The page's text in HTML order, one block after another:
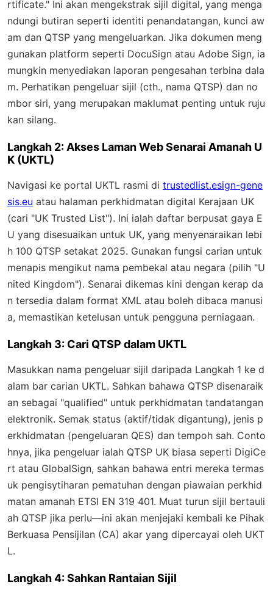
rtificate." Ini akan mengekstrak sijil digital, yang menga
ndungi butiran seperti identiti penandatangan, kunci aw
am dan QTSP yang mengeluarkan. Jika dokumen meng
gunakan platform seperti DocuSign atau Adobe Sign, ia
mungkin menyediakan laporan pengesahan terbina dala
m. Perhatikan pengeluar sijil (cth., nama QTSP) dan no
mbor siri, yang merupakan maklumat penting untuk ruju
kan silang.
Langkah 2: Akses Laman Web Senarai Amanah U
K (UKTL)
Navigasi ke portal UKTL rasmi di trustedlist.esign-gene
sis.eu atau halaman perkhidmatan digital Kerajaan UK
(cari "UK Trusted List"). Ini ialah daftar berpusat gaya E
U yang disesuaikan untuk UK, yang menyenaraikan lebi
h 100 QTSP setakat 2025. Gunakan fungsi carian untuk
menapis mengikut nama pembekal atau negara (pilih "U
nited Kingdom"). Senarai dikemas kini dengan kerap da
n tersedia dalam format XML atau boleh dibaca manusi
a, memastikan ketelusan untuk pengguna perniagaan.
Langkah 3: Cari QTSP dalam UKTL
Masukkan nama pengeluar sijil daripada Langkah 1 ke d
alam bar carian UKTL. Sahkan bahawa QTSP disenaraik
an sebagai "qualified" untuk perkhidmatan tandatangan
elektronik. Semak status (aktif/tidak digantung), jenis p
erkhidmatan (pengeluaran QES) dan tempoh sah. Conto
hnya, jika pengeluar ialah QTSP UK biasa seperti DigiCe
rt atau GlobalSign, sahkan bahawa entri mereka termas
uk pengisytiharan pematuhan dengan piawaian perkhid
matan amanah ETSI EN 319 401. Muat turun sijil bertauli
ah QTSP jika perlu—ini akan menjejaki kembali ke Pihak
Berkuasa Pensijilan (CA) akar yang dipercayai oleh UKT
L.
Langkah 4: Sahkan Rantaian Sijil